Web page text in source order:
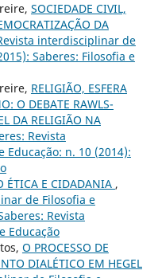
SOCIEDADE CIVIL,
DA
interdisciplinar de
Saberes: Filosofia e
RELIGIÃO, ESFERA
O DEBATE RAWLS-
DA RELIGIÃO NA
Revista
n. 10 (2014):
ÉTICA E CIDADANIA ,
de Filosofia e
Revista
Educação
O PROCESSO DE
DIALÉTICO EM HEGEL